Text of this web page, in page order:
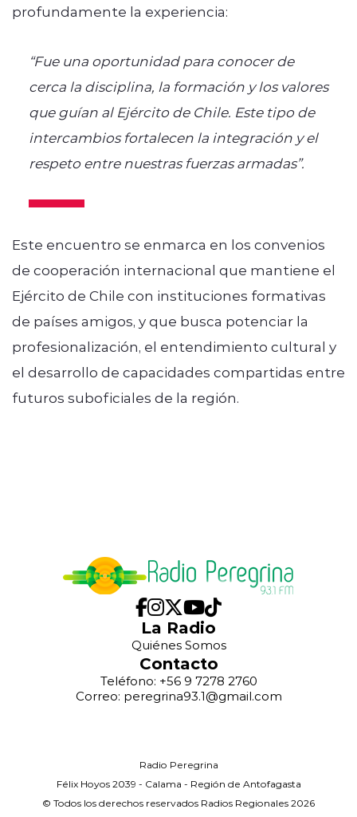
profundamente la experiencia:
“Fue una oportunidad para conocer de
cerca la disciplina, la formación y los valores
que guían al Ejército de Chile. Este tipo de
intercambios fortalecen la integración y el
respeto entre nuestras fuerzas armadas”.
Este encuentro se enmarca en los convenios
de cooperación internacional que mantiene el
Ejército de Chile con instituciones formativas
de países amigos, y que busca potenciar la
profesionalización, el entendimiento cultural y
el desarrollo de capacidades compartidas entre
futuros suboficiales de la región.
La Radio
Quiénes Somos
Contacto
Teléfono: +56 9 7278 2760
Correo: peregrina93.1@gmail.com
Radio Peregrina
Félix Hoyos 2039 - Calama - Región de Antofagasta
© Todos los derechos reservados Radios Regionales 2026